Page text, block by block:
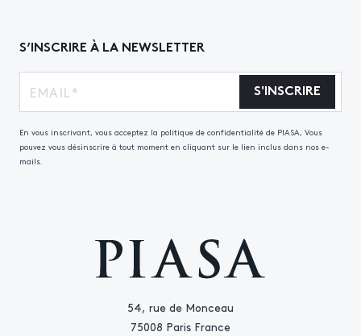
54, rue de Monceau
75008 Paris France
S’INSCRIRE À LA NEWSLETTER
S'INSCRIRE
En vous inscrivant, vous acceptez la politique de confidentialité de PIASA, Vous
pouvez vous désinscrire à tout moment en cliquant sur le lien inclus dans nos e-
mails.